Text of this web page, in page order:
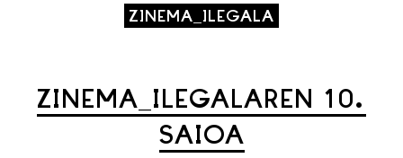
ZINEMA_ILEGALA
ZINEMA_ILEGALAREN 10.
SAIOA